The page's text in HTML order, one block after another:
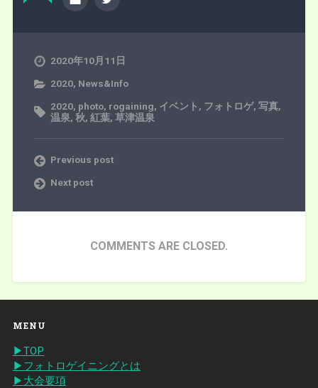
2020年10月11日
2020, News&Info
2020, photo, rogaining, イベント , フォトロゲ, 写真,
温泉, 秋, 紅葉, 草津温泉
Previous post
Next post
COMMENTS ARE CLOSED.
MENU
▶︎TOP
▶︎フォトロゲイニングとは
▶︎大会要項